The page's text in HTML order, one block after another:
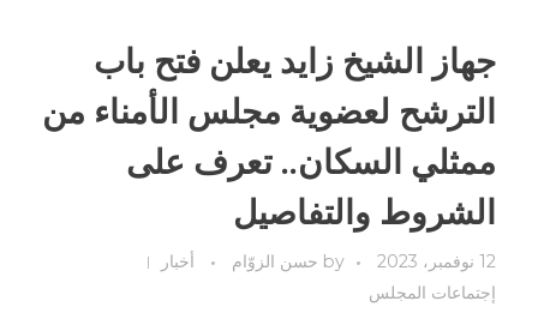
جهاز الشيخ زايد يعلن فتح باب
الترشح لعضوية مجلس الأمناء من
ممثلي السكان.. تعرف على
الشروط والتفاصيل
12 نوفمبر، 2023 by حسن الزوّام
أخبار
إجتماعات المجلس